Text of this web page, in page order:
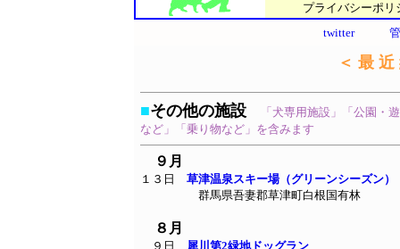
プライバシーポ
twitter
＜ 最
■その他の施設
「犬専用施設」「公園・
など」「乗り物など」を含みます
９月
１３日 草津温泉スキー場（グリーンシーズン）
群馬県吾妻郡草津町白根国有林
８月
９日
犀川第2緑地ドッグラン